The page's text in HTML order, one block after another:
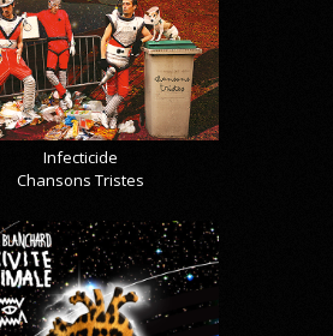
Infecticide
Chansons Tristes